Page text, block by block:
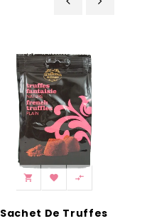
  
Sachet De Truffes